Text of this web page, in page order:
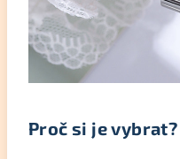
Proč si je vybrat?